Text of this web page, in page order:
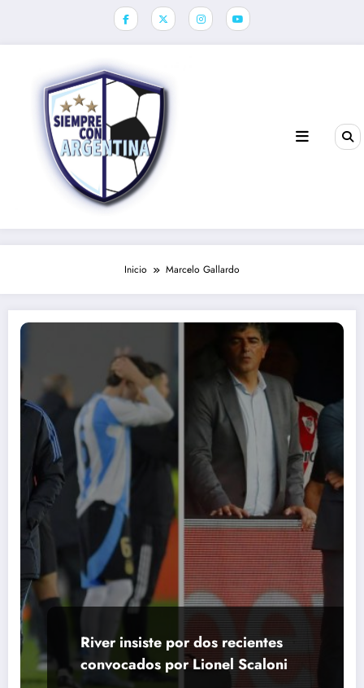
Inicio Marcelo Gallardo
River insiste por dos recientes
convocados por Lionel Scaloni